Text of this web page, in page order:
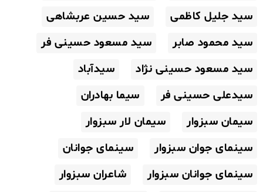
سید جلیل کاظمی
سید حسین عربشاهی
سید محمود صابر
سید مسعود حسینی فر
سید مسعود حسینی نژاد
سیدآباد
سیدعلی حسینی فر
سیما بهادران
سیمان سبزوار
سیمان لار سبزوار
سینمای جوان سبزوار
سینمای جوانان
سینمای جوانان سبزوار
شاعران سبزوار